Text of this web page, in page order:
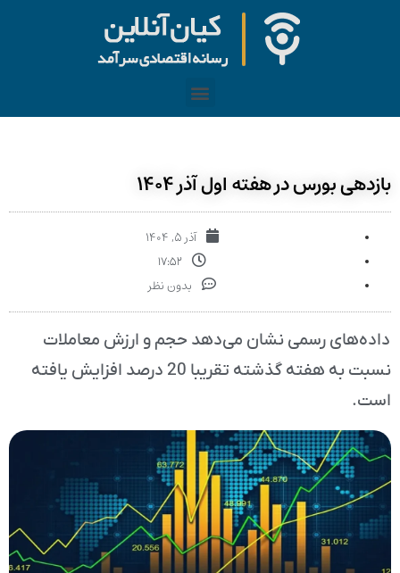
بازدهی بورس در هفته اول آذر ۱۴۰۴
آذر ۵, ۱۴۰۴
۱۷:۵۲
بدون نظر
داده‌های رسمی نشان می‌دهد حجم و ارزش معاملات
نسبت به هفته گذشته تقریبا 20 درصد افزایش یافته
است.